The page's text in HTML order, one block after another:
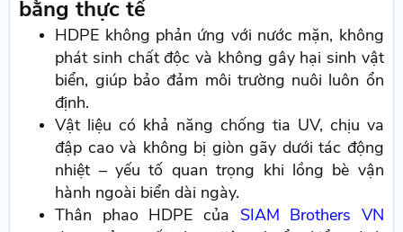
bằng thực tế
HDPE không phản ứng với nước mặn, không
phát sinh chất độc và không gây hại sinh vật
biển, giúp bảo đảm môi trường nuôi luôn ổn
định.
Vật liệu có khả năng chống tia UV, chịu va
đập cao và không bị giòn gãy dưới tác động
nhiệt – yếu tố quan trọng khi lồng bè vận
hành ngoài biển dài ngày.
Thân phao HDPE của SIAM Brothers VN